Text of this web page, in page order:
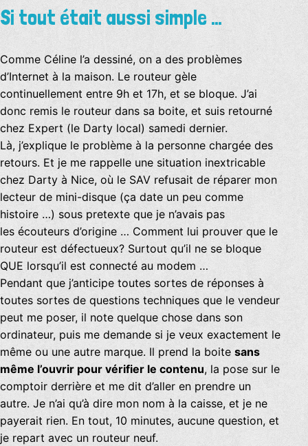
Si tout était aussi simple …
Comme Céline l’a dessiné, on a des problèmes
d’Internet à la maison. Le routeur gèle
continuellement entre 9h et 17h, et se bloque. J’ai
donc remis le routeur dans sa boite, et suis retourné
chez Expert (le Darty local) samedi dernier.
Là, j’explique le problème à la personne chargée des
retours. Et je me rappelle une situation inextricable
chez Darty à Nice, où le SAV refusait de réparer mon
lecteur de mini-disque (ça date un peu comme
histoire …) sous pretexte que je n’avais pas
les écouteurs d’origine … Comment lui prouver que le
routeur est défectueux? Surtout qu’il ne se bloque
QUE lorsqu’il est connecté au modem …
Pendant que j’anticipe toutes sortes de réponses à
toutes sortes de questions techniques que le vendeur
peut me poser, il note quelque chose dans son
ordinateur, puis me demande si je veux exactement le
même ou une autre marque. Il prend la boite sans
même l’ouvrir pour vérifier le contenu, la pose sur le
comptoir derrière et me dit d’aller en prendre un
autre. Je n’ai qu’à dire mon nom à la caisse, et je ne
payerait rien. En tout, 10 minutes, aucune question, et
je repart avec un routeur neuf.